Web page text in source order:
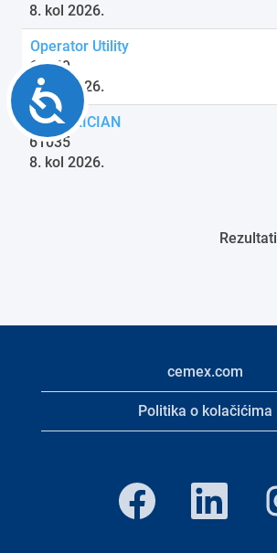
Accessibility
8. kol 2026.
Operator Utility
61749
8. kol 2026.
ELECTRICIAN
61035
8. kol 2026.
Rezultati
cemex.com
Politika o kolačićima
O
v
O
v
O